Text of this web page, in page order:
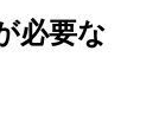
必要な